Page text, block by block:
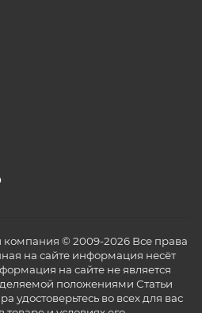
компания © 2009-2026 Все права
на сайте информация несёт
на сайте не является
положениями Статьи
удостоверьтесь во всех для вас